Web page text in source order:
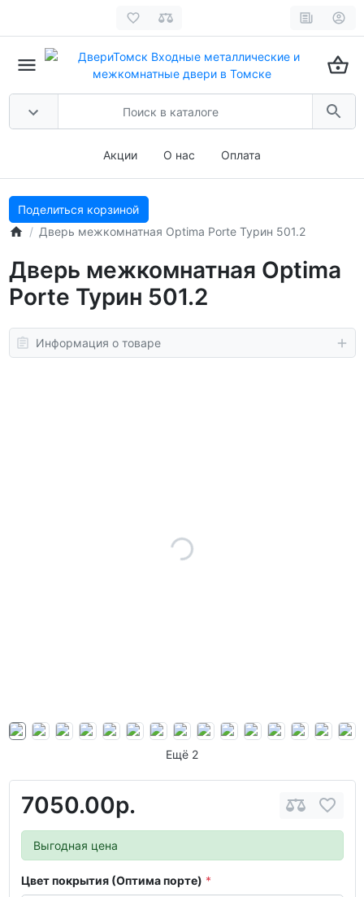
Акции О нас Оплата
Поделиться корзиной
Дверь межкомнатная Optima Porte Турин 501.2
Дверь межкомнатная Optima
Porte Турин 501.2
Информация о товаре
Ещё 2
7050.00р.
Выгодная цена
Цвет покрытия (Оптима порте)